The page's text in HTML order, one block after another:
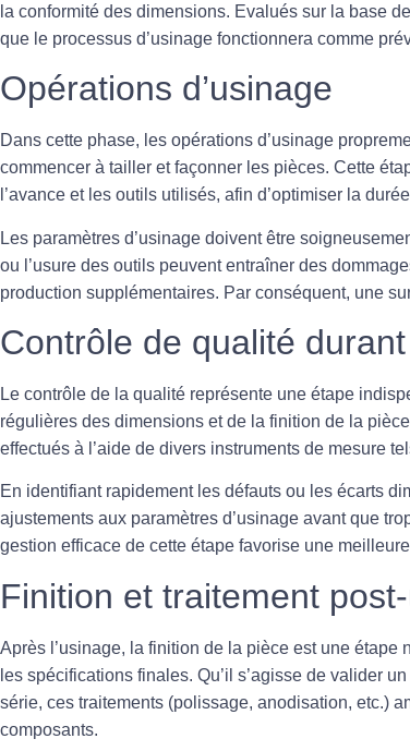
la conformité des dimensions. Evalués sur la base
que le processus d’usinage fonctionnera comme
Opérations d’usinage
Dans cette phase, les opérations d’usinage
commencer à tailler et façonner les pièces. Cette
l’avance et les outils utilisés, afin d’optimiser la
Les paramètres d’usinage doivent être
ou l’usure des outils peuvent entraîner des
production supplémentaires. Par conséquent, une
Contrôle de qualité durant
Le contrôle de la qualité représente une étape
régulières des dimensions et de la finition de la
effectués à l’aide de divers instruments de mesure
En identifiant rapidement les défauts ou les écarts
ajustements aux paramètres d’usinage avant que
gestion efficace de cette étape favorise une
Finition et traitement
Après l’usinage, la finition de la pièce est une étape
les spécifications finales. Qu’il s’agisse de valider un
série, ces traitements (polissage, anodisation, etc.)
composants.